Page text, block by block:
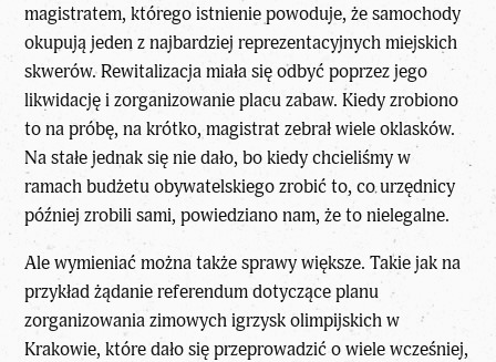
magistratem, którego istnienie powoduje, że samochody
okupują jeden z najbardziej reprezentacyjnych miejskich
skwerów. Rewitalizacja miała się odbyć poprzez jego
likwidację i zorganizowanie placu zabaw. Kiedy zrobiono
to na próbę, na krótko, magistrat zebrał wiele oklasków.
Na stałe jednak się nie dało, bo kiedy chcieliśmy w
ramach budżetu obywatelskiego zrobić to, co urzędnicy
później zrobili sami, powiedziano nam, że to nielegalne.
Ale wymieniać można także sprawy większe. Takie jak na
przykład żądanie referendum dotyczące planu
zorganizowania zimowych igrzysk olimpijskich w
Krakowie, które dało się przeprowadzić o wiele wcześniej,